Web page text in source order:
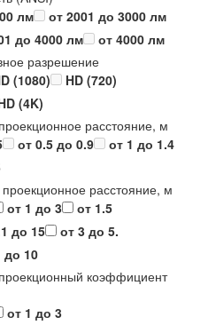
лм
от 2001 до 3000 лм
до 4000 лм
от 4000 лм
разрешение
(1080)
HD (720)
(4K)
расстояние, м
от 0.5 до 0.9
от 1 до 1.4
расстояние, м
от 1 до 3
от 1.5
до 15
от 3 до 5.
до 10
коэффициент
от 1 до 3